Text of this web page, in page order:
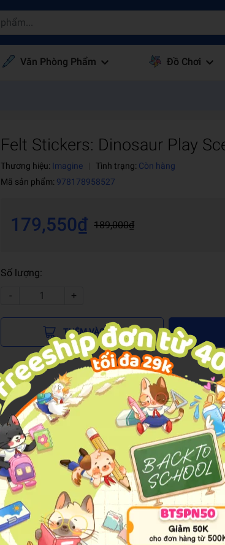
Văn Phòng Phẩm Đồ Chơi
Felt Stickers: Dinosaur Play
Thương hiệu: Imagine Tình trạng: Còn hàng
Mã sản phẩm: 978178958527
179,550₫ 189,000₫
Số lượng:
-
+
THÊM VÀO GIỎ